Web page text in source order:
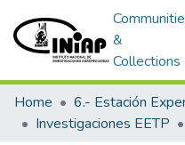
&
Collections
Home
Investigaciones EETP